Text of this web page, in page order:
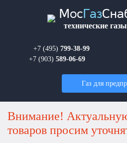
Мос Газ
технические газы
+7 (495) 799-38-99
+7 (903) 589-06-69
Газ для
Внимание!
товаров просим